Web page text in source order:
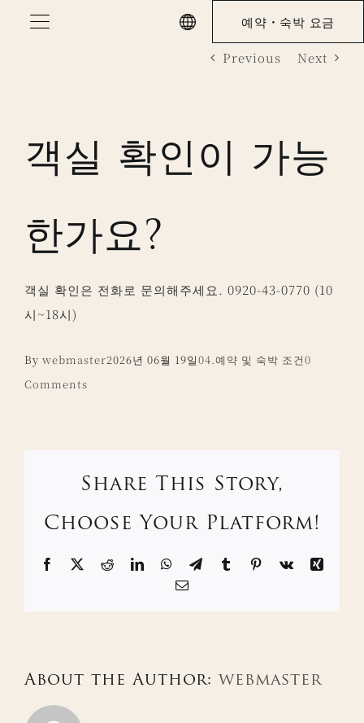
예약・숙박 요금
Previous Next
객실 확인이 가능
한가요?
객실 확인은 전화로 문의해주세요. 0920-43-0770 (10
시~18시)
By webmaster2026년 06월 19일04.예약 및 숙박 조건0
Comments
Share This Story,
Choose Your Platform!
Facebook RedditLinkedInWhatsApp
Telegram
TumblrPinterest
Vk
Xing
Email
About the Author: webmaster